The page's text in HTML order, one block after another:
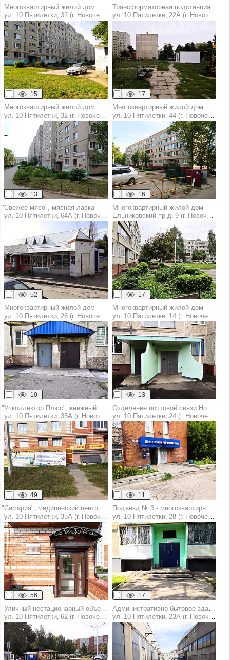
Многоквартирный жилой дом
ул. 10 Пятилетки, 32 (г. Новочебоксарск)
15
Трансформаторная подстанция
ул. 10 Пятилетки, 22А (г. Новочебоксарск)
17
Многоквартирный жилой дом
ул. 10 Пятилетки, 32 (г. Новочебоксарск)
13
Многоквартирный жилой дом
ул. 10 Пятилетки, 44 (г. Новочебоксарск)
16
"Свежее мясо", мясная лавка
ул. 10 Пятилетки, 64А (г. Новочебоксарск)
52
Многоквартирный жилой дом
Ельниковский пр‑д, 9 (г. Новочебоксарск)
17
Многоквартирный жилой дом
ул. 10 Пятилетки, 26 (г. Новочебоксарск)
10
Многоквартирный жилой дом
ул. 10 Пятилетки, 14 (г. Новочебоксарск)
13
ул. 10 Пятилетки, 35А (г. Новочебоксарск)
49
Отделение почтовой связи Новочебоксарск
ул. 10 Пятилетки, 24 (г. Новочебоксарск)
11
"Самария", медицинский центр
ул. 10 Пятилетки, 35А (г. Новочебоксарск)
56
Подъезд № 3 -​ многоквартирный жилой дом
ул. 10 Пятилетки, 28 (г. Новочебоксарск)
17
ул. 10 Пятилетки, 62 (г. Новочебоксарск)
Административно-бытовое здание
ул. 10 Пятилетки, 23А (г. Новочебоксарск)